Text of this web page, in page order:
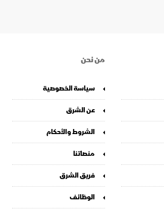
من نحن
سياسة الخصوصية
عن الشرق
الشروط والأحكام
منصاتنا
فريق الشرق
الوظائف